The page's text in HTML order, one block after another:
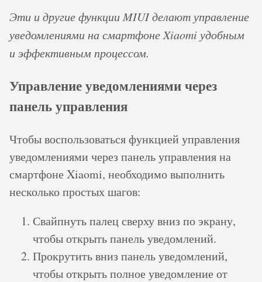
Эти и другие функции MIUI делают управление
уведомлениями на смартфоне Xiaomi удобным
и эффективным процессом.
Управление уведомлениями через
панель управления
Чтобы воспользоваться функцией управления
уведомлениями через панель управления на
смартфоне Xiaomi, необходимо выполнить
несколько простых шагов:
Свайпнуть палец сверху вниз по экрану,
чтобы открыть панель уведомлений.
Прокрутить вниз панель уведомлений,
чтобы открыть полное уведомление от